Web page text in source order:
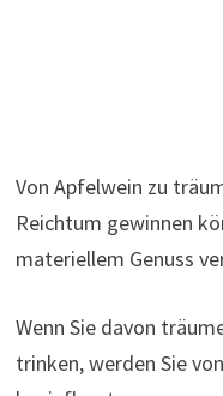
Von Apfelwein zu
Reichtum gewinnen
materiellem Genuss
Wenn Sie davon
trinken, werden Sie